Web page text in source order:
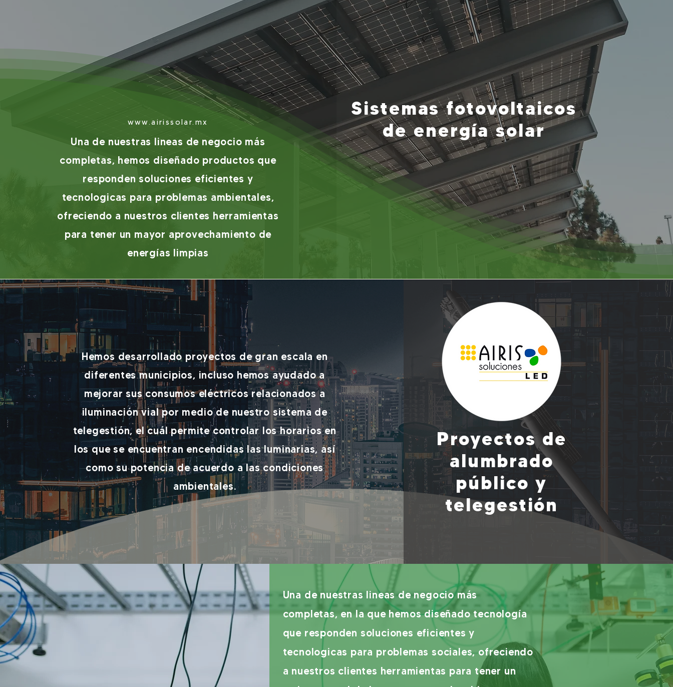
www.airissolar.mx
Una de nuestras lineas de negocio más
completas, hemos diseñado productos que
responden soluciones eficientes y
tecnologicas para problemas ambientales,
ofreciendo a nuestros clientes herramientas
para tener un mayor aprovechamiento de
energías limpias
Sistemas fotovoltaicos
de energía solar
www.airisgob.com
Hemos desarrollado proyectos de gran escala en
diferentes municipios, incluso hemos ayudado a
mejorar sus consumos eléctricos relacionados a
iluminación vial por medio de nuestro sistema de
telegestión, el cuál permite controlar los horarios en
los que se encuentran encendidas las luminarias, así
como su potencia de acuerdo a las condiciones
ambientales.
Proyectos de
alumbrado
público y
telegestión
Una de nuestras lineas de negocio más
completas, en la que hemos diseñado tecnología
que responden soluciones eficientes y
tecnologicas para problemas sociales, ofreciendo
a nuestros clientes herramientas para tener un